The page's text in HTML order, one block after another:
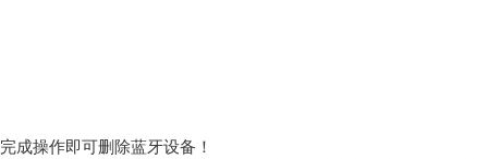
完成操作即可删除蓝牙设备！